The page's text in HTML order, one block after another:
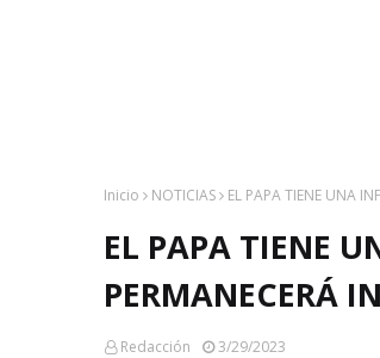
Inicio NOTICIAS EL PAPA TIENE UNA
EL PAPA TIENE
PERMANECERÁ
Redacción 3/29/2023